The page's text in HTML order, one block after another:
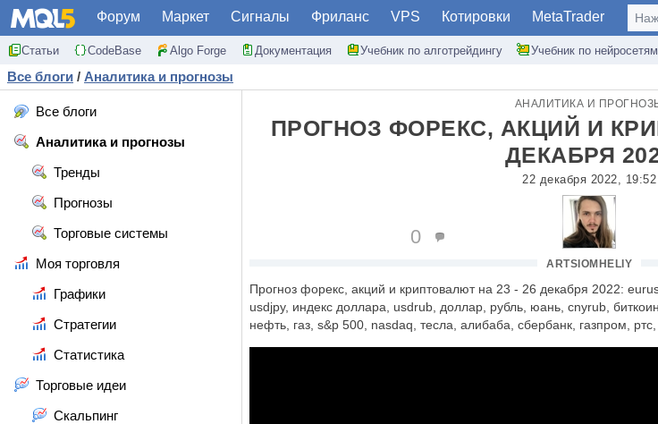
Форум Маркет Сигналы Фриланс VPS Котировки MetaTrader
Статьи CodeBase Algo Forge Документация Учебник по алготрейдингу Учебник по нейросетям
Все блоги / Аналитика и прогнозы
Все блоги
Аналитика и прогнозы
Тренды
Прогнозы
Торговые системы
Моя торговля
Графики
Стратегии
Статистика
Торговые идеи
Скальпинг
АНАЛИТИКА И
ПРОГНОЗ ФОРЕКС, АКЦИЙ И
ДЕКАБРЯ
22 декабря 2022, 19:52
ARTSIOMHELIY
0
Прогноз форекс, акций и криптовалют на 23 - 26 декабря 2022:
usdjpy, индекс доллара, usdrub, доллар, рубль, юань, cnyrub,
нефть, газ, s&p 500, nasdaq, тесла, алибаба, сбербанк, газпром,